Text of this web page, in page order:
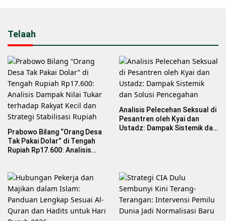
Telaah
Prabowo Bilang “Orang Desa
Tak Pakai Dolar” di Tengah
Rupiah Rp17.600: Analisis
Stabilisasi Rupiah
Analisis Pelecehan Seksual di
Pesantren oleh Kyai dan
Ustadz: Dampak Sistemik dan